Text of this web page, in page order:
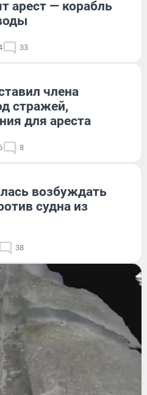
арест — корабль
33
члена
стражей,
для ареста
8
возбуждать
судна из
38